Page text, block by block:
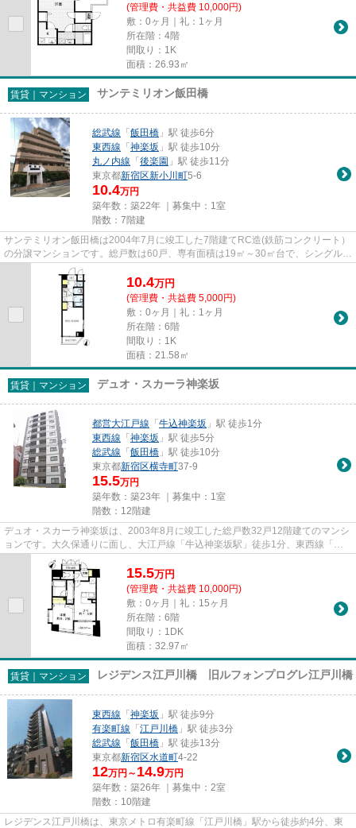
(管理費・共益費 10,000円)
敷：0ヶ月｜礼：1ヶ月
所在階：4階
間取り：1K
面積：26.93㎡
賃貸｜マンション サンテミリオン飯田橋
総武線 「 飯田橋 」駅 徒歩6分
東西線 「 神楽坂 」駅 徒歩10分
丸ノ内線 「 後楽園 」駅 徒歩11分
東京都新宿区新小川町5-6
10.4万円
築年数：築22年 ｜募集中： 1室
階数：7階建
サンテミリオン飯田橋は2004年7月に竣工した7階建てRC造(鉄筋コンクリート）
の分譲マンションです。総戸数は60戸、専有面積は19㎡～30㎡台で、シングル
（学生や社会人）に対応したプラ...
10.4万円
(管理費・共益費 5,000円)
敷：0ヶ月｜礼：1ヶ月
所在階：6階
間取り：1K
面積：21.58㎡
賃貸｜マンション デュオ・スカーラ神楽坂
都営大江戸線 「 牛込神楽坂 」駅 徒歩1分
東西線 「 神楽坂 」駅 徒歩5分
総武線 「 飯田橋 」駅 徒歩10分
東京都新宿区横寺町37-9
15.5万円
築年数：築23年 ｜募集中： 1室
階数：12階建
デュオ・スカーラ神楽坂は、2003年8月に竣工した総戸数32戸12階建てのマンシ
ョンです。大久保通りに面し、大江戸線「牛込神楽坂駅」徒歩1分、東西線「神
楽坂駅」、JR総武線「飯田橋駅...
15.5万円
(管理費・共益費 10,000円)
敷：0ヶ月｜礼：15ヶ月
所在階：6階
間取り：1DK
面積：32.97㎡
賃貸｜マンション レジデンス江戸川橋 旧ルフォンプログレ江戸川橋
東西線 「 神楽坂 」駅 徒歩9分
有楽町線 「 江戸川橋 」駅 徒歩3分
総武線 「 飯田橋 」駅 徒歩13分
東京都新宿区水道町4-22
12万円～ 14.9万円
築年数：築26年 ｜募集中： 2室
階数：10階建
レジデンス江戸川橋は、東京メトロ有楽町線「江戸川橋」駅から徒歩約4分、東